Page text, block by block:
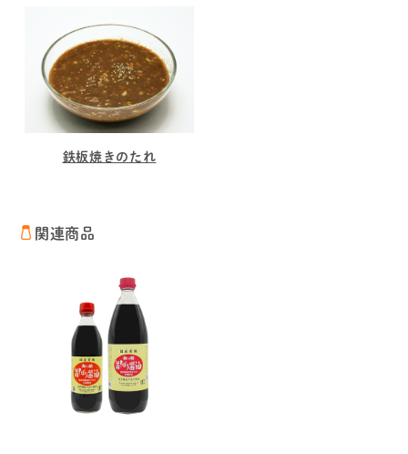
鉄板焼きのたれ
関連商品